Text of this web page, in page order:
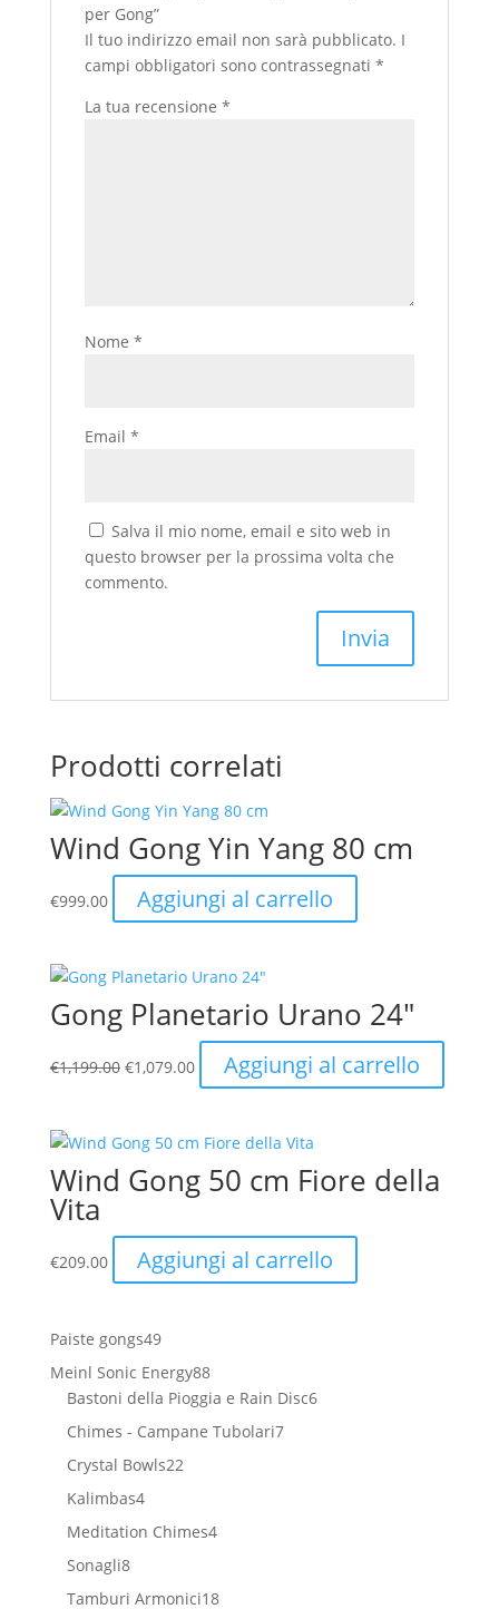
per Gong”
Il tuo indirizzo email non sarà pubblicato. I
campi obbligatori sono contrassegnati *
La tua recensione *
Nome *
Email *
Salva il mio nome, email e sito web in
questo browser per la prossima volta che
commento.
Prodotti correlati
Wind Gong Yin Yang 80 cm
€999.00 Aggiungi al carrello
Gong Planetario Urano 24″
€1,199.00 Il
era:
€1,079.00Il
prezzo
è:
Aggiungi al carrello
Wind Gong 50 cm Fiore della
Vita
€209.00 Aggiungi al carrello
Paiste gongs4949
prodotti
Meinl Sonic Energy8888
prodotti
Bastoni della Pioggia e Rain Disc66
Chimes - Campane Tubolari77
Crystal Bowls2222
Kalimbas44
prodotti
Meditation Chimes44
Sonagli88
prodotti
Tamburi Armonici1818